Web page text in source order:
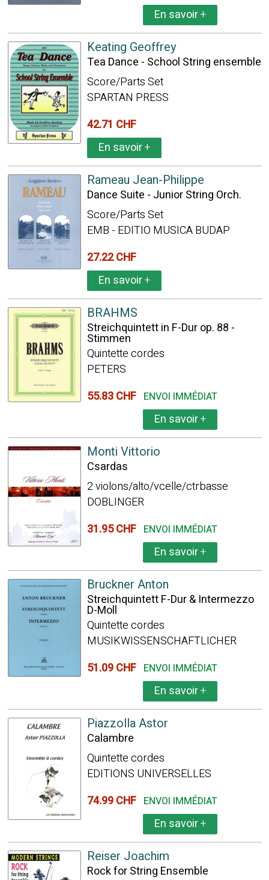
En savoir+
Keating Geoffrey
Tea Dance - School String ensemble
Score/Parts Set
SPARTAN PRESS
42.71 CHF
En savoir+
Rameau Jean-Philippe
Dance Suite - Junior String Orch.
Score/Parts Set
EMB - EDITIO MUSICA BUDAP
27.22 CHF
En savoir+
BRAHMS
Streichquintett in F-Dur op. 88 -
Stimmen
Quintette cordes
PETERS
55.83 CHF ENVOI IMMÉDIAT
En savoir+
Monti Vittorio
Csardas
2 violons/alto/vcelle/ctrbasse
DOBLINGER
31.95 CHF ENVOI IMMÉDIAT
En savoir+
Bruckner Anton
Streichquintett F-Dur & Intermezzo
D-Moll
Quintette cordes
MUSIKWISSENSCHAFTLICHER
51.09 CHF ENVOI IMMÉDIAT
En savoir+
Piazzolla Astor
Calambre
Quintette cordes
EDITIONS UNIVERSELLES
74.99 CHF ENVOI IMMÉDIAT
En savoir+
Reiser Joachim
Rock for String Ensemble